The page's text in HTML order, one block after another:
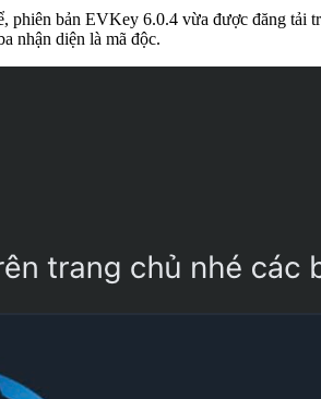
bản EVKey 6.0.4 vừa được đăng tải
nhận diện là mã độc.